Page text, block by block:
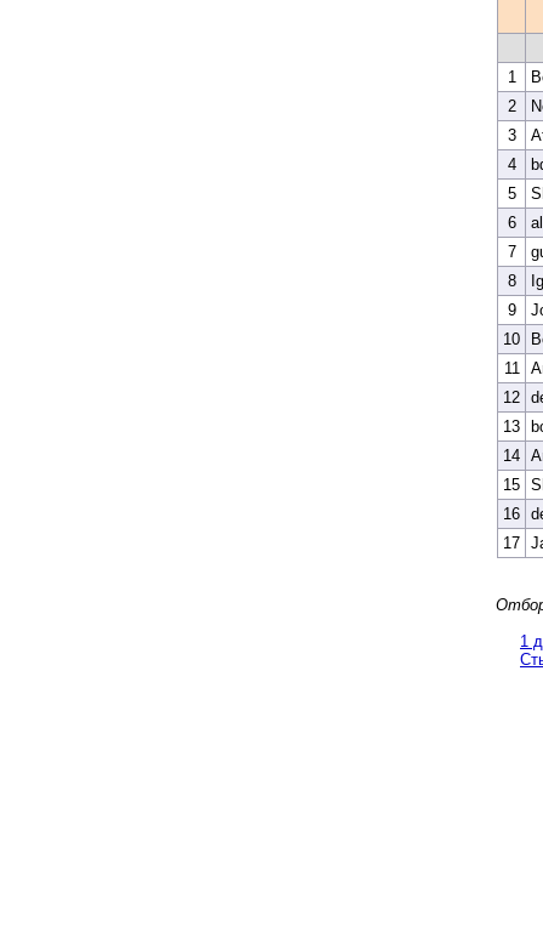
1
2
3
4
5
6
7
8
9
10
11
12
13
14
15
16
17
1